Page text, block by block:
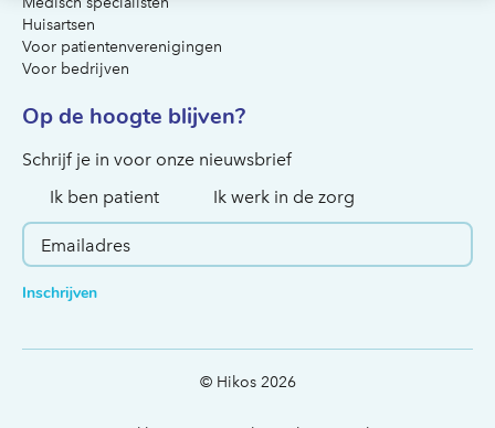
Hoe kunnen we je helpen?
Huisartsen
Voor patientenverenigingen
Voor bedrijven
Op de hoogte blijven?
Schrijf je in voor onze nieuwsbrief
Ik ben patient
Ik werk in de zorg
Inschrijven
© Hikos 2026